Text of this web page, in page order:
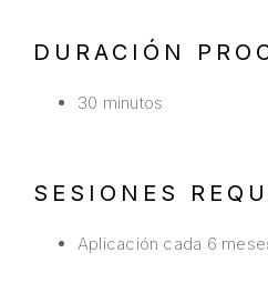
DURACIÓN
30 minutos
SESIONES
Aplicación cada 6